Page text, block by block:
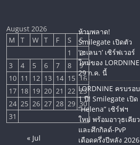
August 2026
M
T W T F S
S
1
2
3
4 5 6 7 8
9
10 11 12 13 14 15 16
17 18 19 20 21 22 23
24 25 26 27 28 29 30
31
« Jul
ห้ามพลาด!
Smilegate เปิดตัว
‘เฮเลนา’ เซิร์ฟเวอร์
ใหม่ของ LORDNINE
29 ก.ค. นี้
LORDNINE ครบรอบ
1 ปี! Smilegate เปิด
“Helena” เซิร์ฟฯ
ใหม่ พร้อมอาวุธเคียว
และศึกกิลด์-PvP
เดือดครึ่งปีหลัง 2026